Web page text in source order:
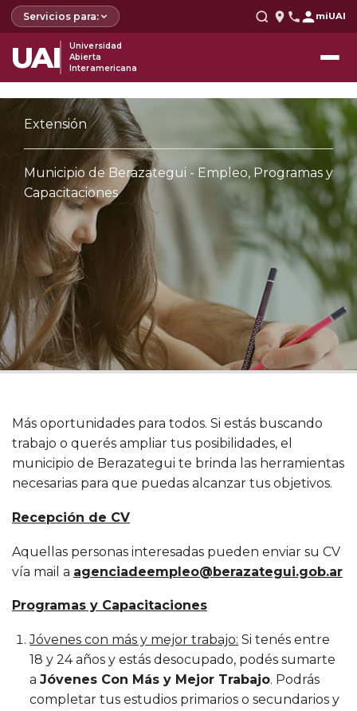
Servicios para: miUAI
UAI
Universidad
Abierta
Interamericana
Extensión
Municipio de Berazategui - Empleo, Programas y
Capacitaciones
Más oportunidades para todos. Si estás buscando
trabajo o querés ampliar tus posibilidades, el
municipio de Berazategui te brinda las herramientas
necesarias para que puedas alcanzar tus objetivos.
Recepción de CV
Aquellas personas interesadas pueden enviar su CV
vía mail a agenciadeempleo@berazategui.gob.ar
Programas y Capacitaciones
Jóvenes con más y mejor trabajo: Si tenés entre
18 y 24 años y estás desocupado, podés sumarte
aJóvenes Con Más y Mejor Trabajo. Podrás
completar tus estudios primarios o secundarios y